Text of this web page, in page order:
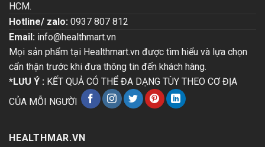
HCM.
Hotline/ zalo: 0937 807 812
Email: info@healthmart.vn
Mọi sản phẩm tại Healthmart.vn được tìm hiểu và lựa chọn
cẩn thận trước khi đưa thông tin đến khách hàng.
*LƯU Ý : KẾT QUẢ CÓ THỂ ĐA DẠNG TÙY THEO CƠ ĐỊA
CỦA MỖI NGƯỜI
HEALTHMAR.VN